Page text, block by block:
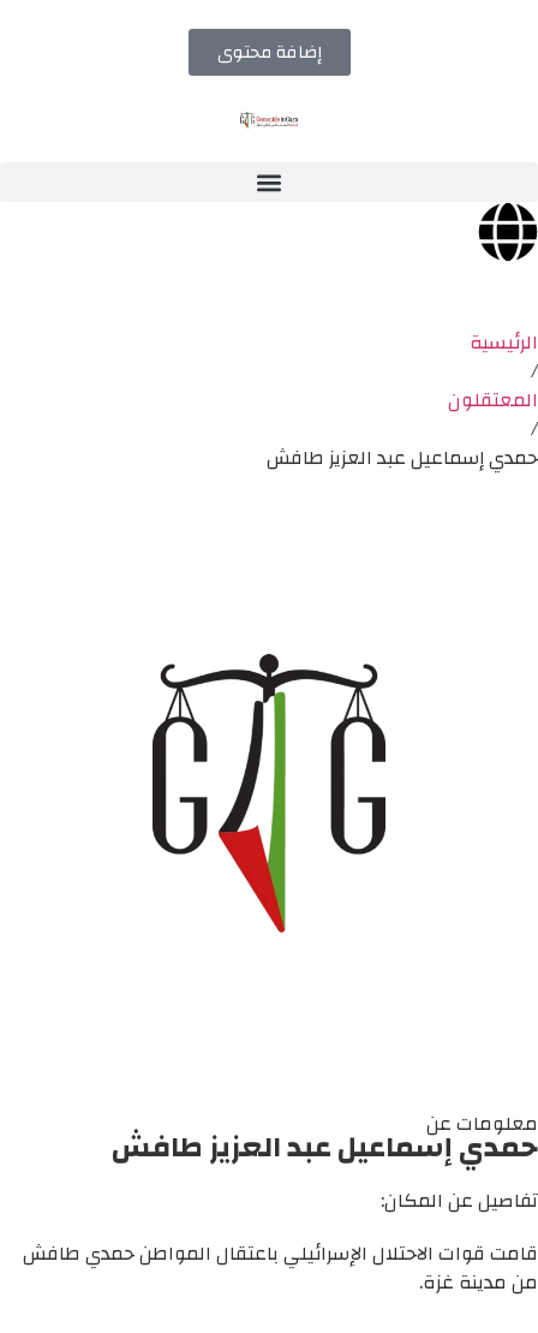
إضافة محتوى
الرئيسية
/
المعتقلون
/
حمدي إسماعيل عبد العزيز طافش
معلومات عن
حمدي إسماعيل عبد العزيز طافش
تفاصيل عن المكان:
قامت قوات الاحتلال الإسرائيلي باعتقال المواطن حمدي طافش
من مدينة غزة.